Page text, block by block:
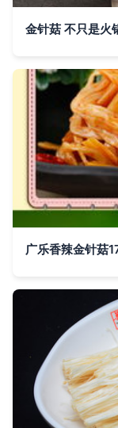
金针菇 不只是火
广乐香辣金针菇